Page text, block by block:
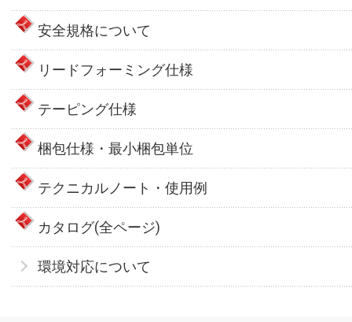
安全規格について
リードフォーミング仕様
テーピング仕様
梱包仕様・最小梱包単位
テクニカルノート・使用例
カタログ(全ページ)
環境対応について